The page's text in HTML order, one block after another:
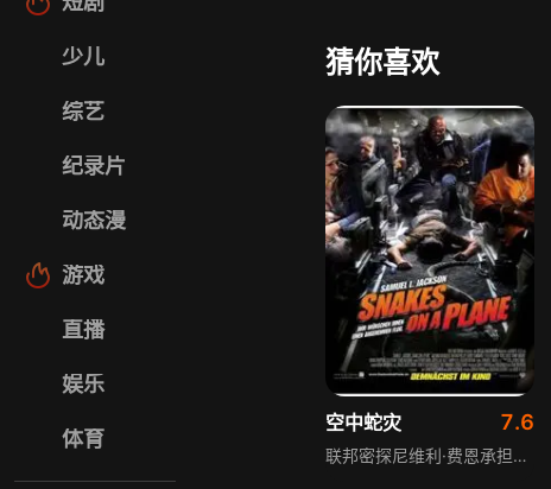
少儿
综艺
纪录片
动态漫
游戏
直播
娱乐
体育
猜你喜欢
空中蛇灾 7.6
联邦密探尼维利·费恩承担重要任务，保护目睹黑帮暴徒杀人暴行、愿意出庭作证的年轻人。为确保证人安全从夏威夷到洛杉矶，尼维利采取声东击西策略，用私人飞机作饵迷惑黑帮，偷偷将证人安排上普通商务飞机。然而计划被机场内鬼泄露，黑帮老大为灭口，派杀手携带大量毒蛇登上飞机，一场血腥灭口阴谋就此展开，机上人员陷入致命危机。